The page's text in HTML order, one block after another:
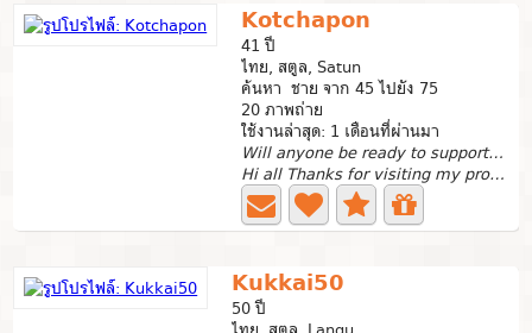
Kotchapon
41 ปี
ไทย, สตูล, Satun
ค้นหา ชาย จาก 45 ไปยัง 75
20 ภาพถ่าย
ใช้งานล่าสุด: 1 เดือนที่ผ่านมา
Will anyone be ready to support me in who I am?
Hi all Thanks for visiting my profile. Scammers dont...
Kukkai50
50 ปี